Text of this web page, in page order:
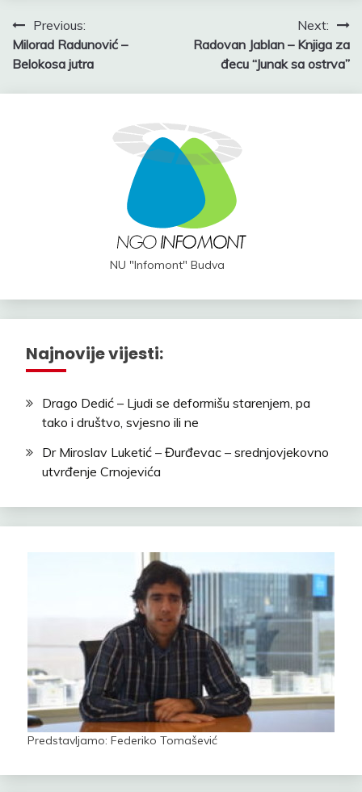
Post
navigation
Previous:
Milorad Radunović –
Belokosa jutra
Next:
Radovan Jablan – Knjiga za
đecu “Junak sa ostrva”
NU "Infomont" Budva
Najnovije vijesti:
Drago Dedić – Ljudi se deformišu starenjem, pa
tako i društvo, svjesno ili ne
Dr Miroslav Luketić – Đurđevac – srednjovjekovno
utvrđenje Crnojevića
Predstavljamo: Federiko Tomašević